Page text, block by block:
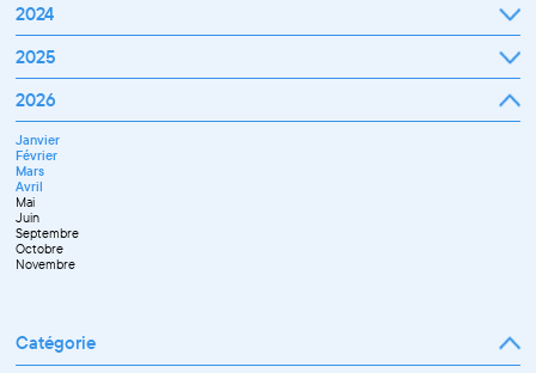
Janvier
Février
Mars
Avril
Septembre
Octobre
Novembre
Décembre
2024
Janvier
Février
Mars
Avril
Juin
Juillet
Septembre
Novembre
Décembre
2025
Janvier
Février
Mars
Avril
Mai
Juin
Juillet
Septembre
Octobre
Novembre
Décembre
2026
Janvier
Février
Mars
Avril
Mai
Juin
Septembre
Octobre
Novembre
Catégorie